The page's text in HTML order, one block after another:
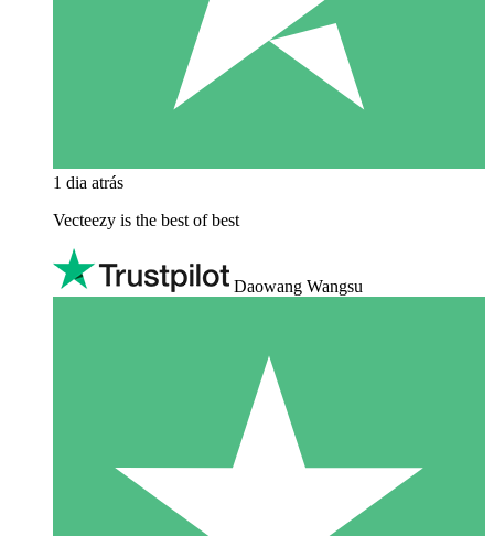
1 dia atrás
Vecteezy is the best of best
Daowang Wangsu